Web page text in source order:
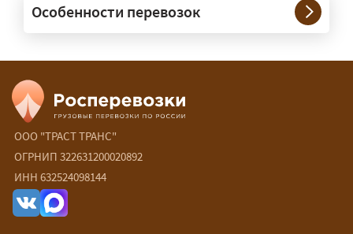
межгородних перевозках по всей
России (от 100 км). Груз едет от
адреса до адреса на одной машине,
Калининград и Крым берём грузы от
500 кг.
Есть ли сборные и попутные
перевозки?
— Да, для небольших грузов это
Особенности перевозок
ООО "ТРАСТ ТРАНС"
ОГРНИП 322631200020892
ИНН 632524098144